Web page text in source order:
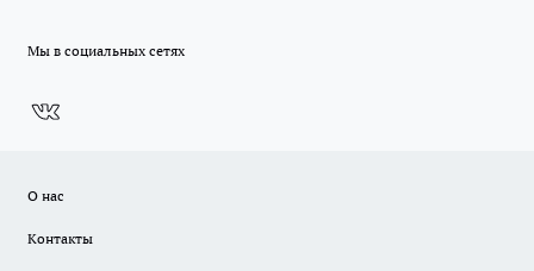
Мы в социальных сетях
О нас
Контакты